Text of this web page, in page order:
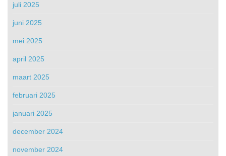
juli 2025
juni 2025
mei 2025
april 2025
maart 2025
februari 2025
januari 2025
december 2024
november 2024